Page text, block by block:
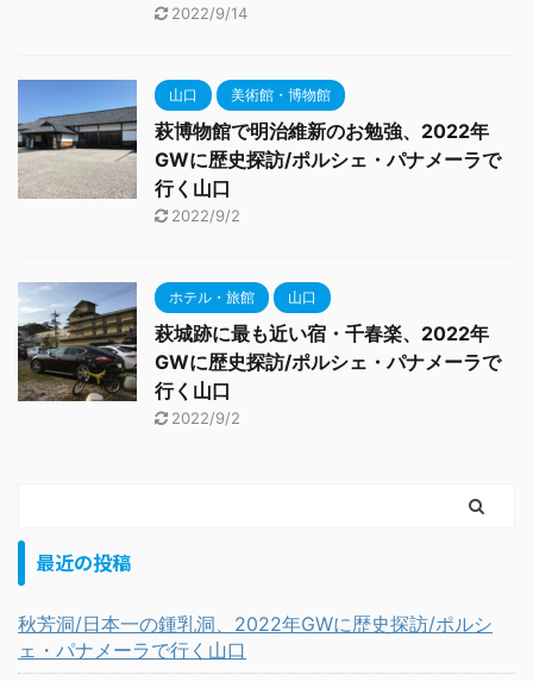
2022/9/14
山口 美術館・博物館
萩博物館で明治維新のお勉強、2022年
GWに歴史探訪/ポルシェ・パナメーラで
行く山口
2022/9/2
ホテル・旅館 山口
萩城跡に最も近い宿・千春楽、2022年
GWに歴史探訪/ポルシェ・パナメーラで
行く山口
2022/9/2
最近の投稿
秋芳洞/日本一の鍾乳洞、2022年GWに歴史探訪/ポルシ
ェ・パナメーラで行く山口